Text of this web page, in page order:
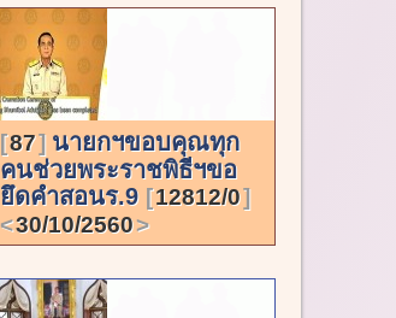
87
นายกฯขอบคุณทุก
คนช่วยพระราชพิธีฯขอ
ยึดคำสอนร.9
12812/0
30/10/2560